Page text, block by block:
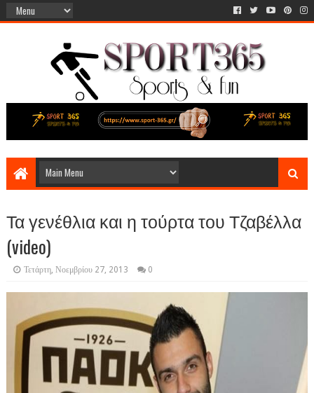
Τα γενέθλια και η τούρτα του Τζαβέλλα
(video)
Τετάρτη, Νοεμβρίου 27, 2013 0